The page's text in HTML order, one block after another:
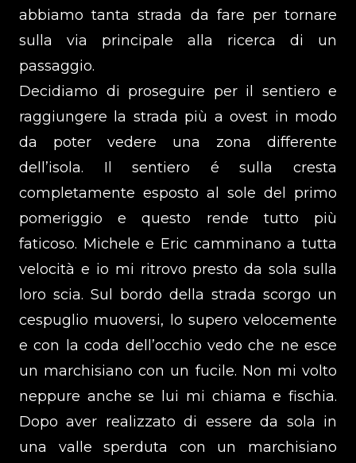
abbiamo tanta strada da fare per tornare
sulla via principale alla ricerca di un
passaggio.
Decidiamo di proseguire per il sentiero e
raggiungere la strada più a ovest in modo
da poter vedere una zona differente
dell’isola. Il sentiero é sulla cresta
completamente esposto al sole del primo
pomeriggio e questo rende tutto più
faticoso. Michele e Eric camminano a tutta
velocità e io mi ritrovo presto da sola sulla
loro scia. Sul bordo della strada scorgo un
cespuglio muoversi, lo supero velocemente
e con la coda dell’occhio vedo che ne esce
un marchisiano con un fucile. Non mi volto
neppure anche se lui mi chiama e fischia.
Dopo aver realizzato di essere da sola in
una valle sperduta con un marchisiano